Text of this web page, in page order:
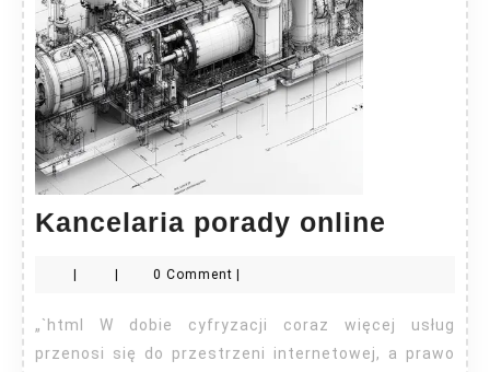
Kancelaria porady online
porady
online
0 Comment
„`html W dobie cyfryzacji coraz więcej usług
przenosi się do przestrzeni internetowej, a prawo